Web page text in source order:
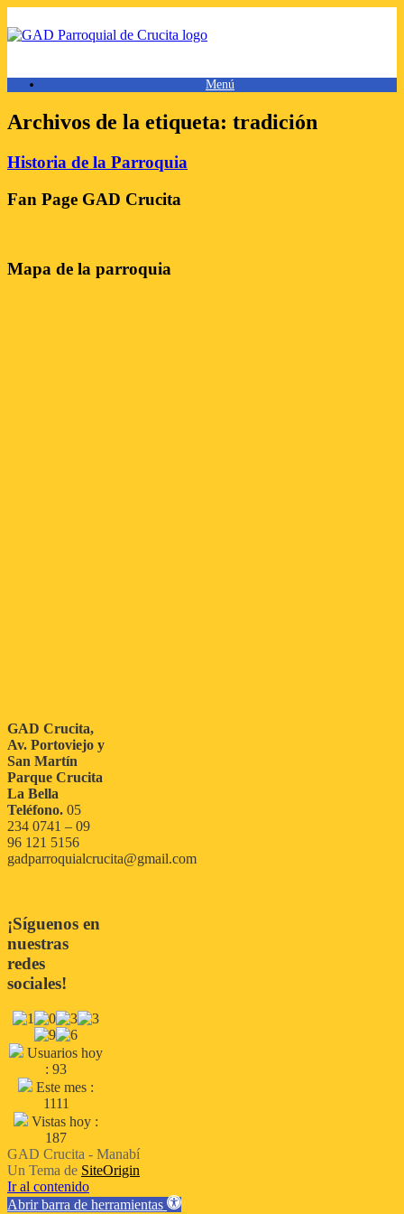
al
contenido
Menú
Archivos de la etiqueta: tradición
Historia de la Parroquia
Fan Page GAD Crucita
Mapa de la parroquia
GAD Crucita,
Av. Portoviejo y
San Martín
Parque Crucita
La Bella
Teléfono. 05
234 0741 – 09
96 121 5156
gadparroquialcrucita@gmail.com
¡Síguenos en
nuestras
redes
sociales!
Usuarios hoy
: 93
Este mes :
1111
Vistas hoy :
187
GAD Crucita - Manabí
Un Tema de SiteOrigin
Ir al contenido
Abrir barra de herramientas